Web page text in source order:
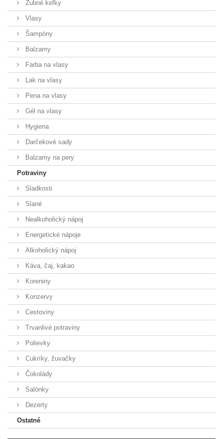
Zubné kefky
Vlasy
Šampóny
Balzamy
Farba na vlasy
Lak na vlasy
Pena na vlasy
Gél na vlasy
Hygiena
Darčekové sady
Balzamy na pery
Potraviny
Sladkosti
Slané
Nealkoholický nápoj
Energetické nápoje
Alkoholický nápoj
Káva, čaj, kakao
Koreniny
Konzervy
Cestoviny
Trvanlivé potraviny
Polievky
Cukríky, žuvačky
Čokolády
Salónky
Dezerty
Ostatné